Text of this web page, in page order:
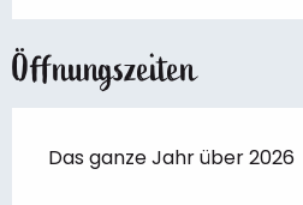
Öffnungszeiten
Das ganze Jahr über 2026